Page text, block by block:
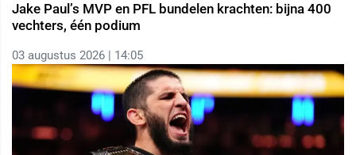
Jake Paul’s MVP en PFL bundelen krachten: bijna 400
vechters, één podium
03 augustus 2026 | 14:05